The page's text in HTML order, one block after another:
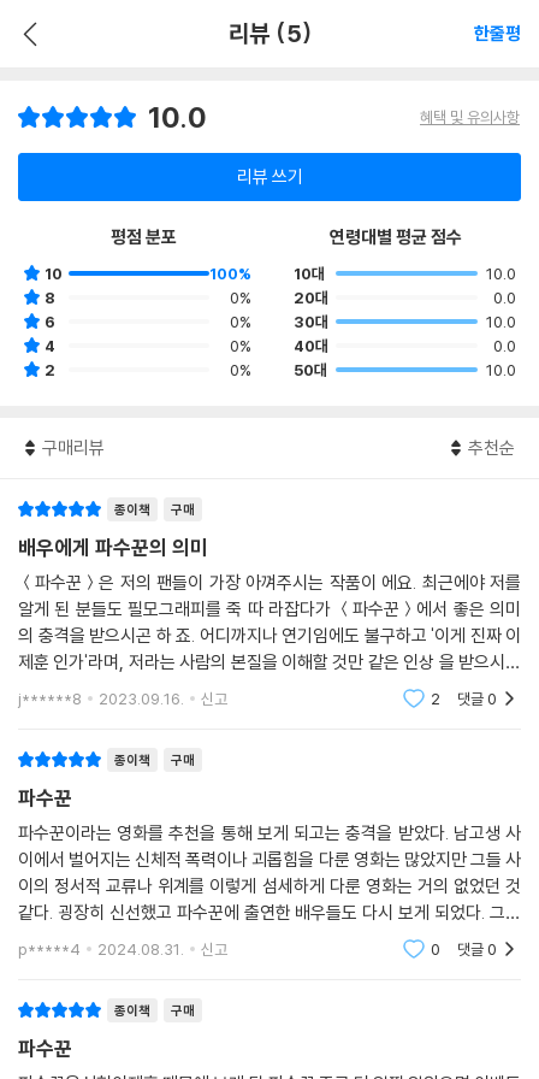
리뷰 (5) 한줄평
10.0 혜택 및 유의사항
리뷰 쓰기
평점 분포
10
100%
8
0%
6
0%
4
0%
2
0%
연령대별 평균 점수
10대
10.0
20대
0.0
30대
10.0
40대
0.0
50대
10.0
구매리뷰 추천순
종이책 구매
배우에게 파수꾼의 의미
＜파수꾼＞은 저의 팬들이 가장 아껴주시는 작품이 에요. 최근에야 저를
알게 된 분들도 필모그래피를 죽 따 라잡다가 ＜파수꾼＞에서 좋은 의미
의 충격을 받으시곤 하 죠. 어디까지나 연기임에도 불구하고 '이게 진짜 이
제훈 인가'라며, 저라는 사람의 본질을 이해할 것만 같은 인상 을 받으시나
봐요. 본격적인 배우의 길을 이런 작품으로 시작할 수 있었다는 건 너무 자
랑스럽고 감사한
j******8 2023.09.16. 신고 2 댓글0
종이책 구매
파수꾼
파수꾼이라는 영화를 추천을 통해 보게 되고는 충격을 받았다. 남고생 사
이에서 벌어지는 신체적 폭력이나 괴롭힘을 다룬 영화는 많았지만 그들 사
이의 정서적 교류나 위계를 이렇게 섬세하게 다룬 영화는 거의 없었던 것
같다. 굉장히 신선했고 파수꾼에 출연한 배우들도 다시 보게 되었다. 그런
바람을 타 각본집도 구매하였는데 간직하고 싶은 대사나 장면들이 많았기
에 만족스럽다.
p*****4 2024.08.31. 신고 0 댓글0
종이책 구매
파수꾼